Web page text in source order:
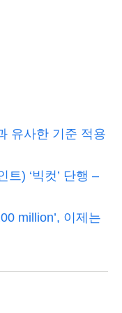
유사한 기준 적용
) ‘빅컷’ 단행 –
million’, 이제는